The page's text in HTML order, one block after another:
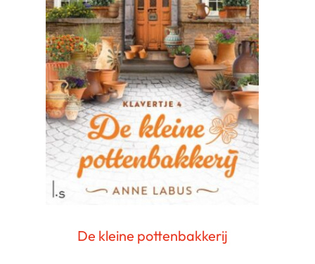
De kleine pottenbakkerij